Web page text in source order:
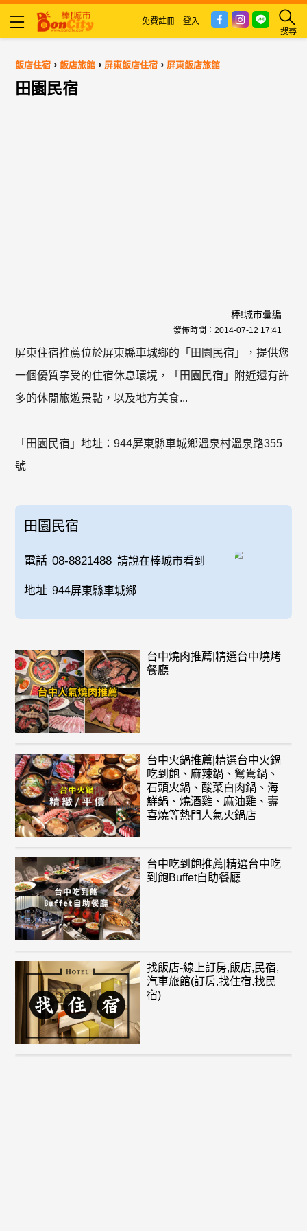
搜尋
免費註冊 登入
飯店住宿 ›飯店旅館 › 屏東飯店住宿 › 屏東飯店旅館
田園民宿
棒!城市彙編
發佈時間： 2014-07-12 17:41
屏東住宿推薦位於屏東縣車城鄉的「田園民宿」，提供您
一個優質享受的住宿休息環境，「田園民宿」附近還有許
多的休閒旅遊景點，以及地方美食...
「田園民宿」地址：944屏東縣車城鄉溫泉村溫泉路355
號
田園民宿
電話 08-8821488 請說在棒城市看到
地址 944屏東縣車城鄉
台中燒肉推薦|精選台中燒烤
餐廳
台中火鍋推薦|精選台中火鍋
吃到飽、麻辣鍋、鴛鴦鍋、
石頭火鍋、酸菜白肉鍋、海
鮮鍋、燒酒雞、麻油雞、壽
喜燒等熱門人氣火鍋店
台中吃到飽推薦|精選台中吃
到飽Buffet自助餐廳
找飯店-線上訂房,飯店,民宿,
汽車旅館(訂房,找住宿,找民
宿)